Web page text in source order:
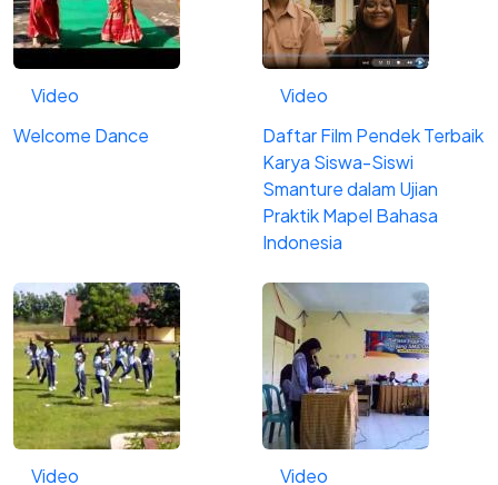
Video
Welcome Dance
Video
Daftar Film Pendek Terbaik
Karya Siswa-Siswi
Smanture dalam Ujian
Praktik Mapel Bahasa
Indonesia
Video
Video